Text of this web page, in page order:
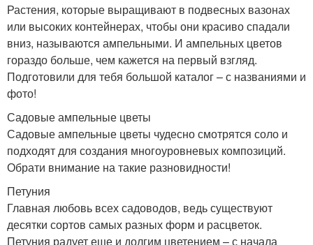
Растения, которые выращивают в подвесных вазонах
или высоких контейнерах, чтобы они красиво спадали
вниз, называются ампельными. И ампельных цветов
гораздо больше, чем кажется на первый взгляд.
Подготовили для тебя большой каталог – с названиями и
фото!
Садовые ампельные цветы
Садовые ампельные цветы чудесно смотрятся соло и
подходят для создания многоуровневых композиций.
Обрати внимание на такие разновидности!
Петуния
Главная любовь всех садоводов, ведь существуют
десятки сортов самых разных форм и расцветок.
Петуния радует еще и долгим цветением – с начала